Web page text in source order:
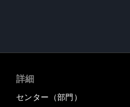
詳細
センター（部門）